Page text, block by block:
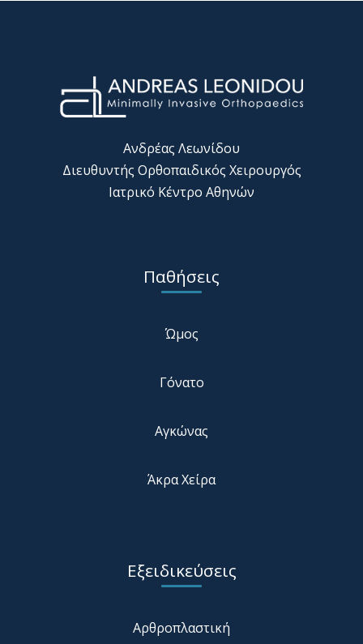
Ανδρέας Λεωνίδου
Διευθυντής Ορθοπαιδικός Χειρουργός
Ιατρικό Κέντρο Αθηνών
Παθήσεις
Ώμος
Γόνατο
Αγκώνας
Άκρα Χείρα
Εξειδικεύσεις
Αρθροπλαστική